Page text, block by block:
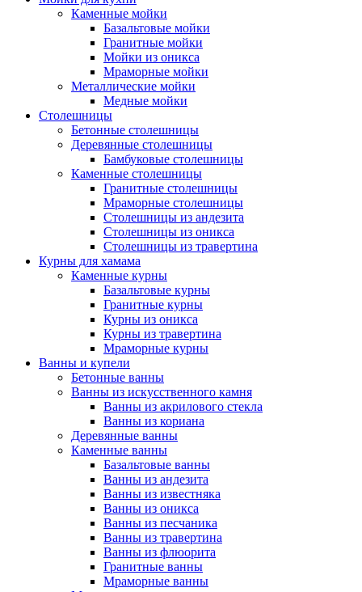
Каменные мойки
Базальтовые мойки
Гранитные мойки
Мойки из оникса
Мраморные мойки
Металлические мойки
Медные мойки
Столешницы
Бетонные столешницы
Деревянные столешницы
Бамбуковые столешницы
Каменные столешницы
Гранитные столешницы
Мраморные столешницы
Столешницы из андезита
Столешницы из оникса
Столешницы из травертина
Курны для хамама
Каменные курны
Базальтовые курны
Гранитные курны
Курны из оникса
Курны из травертина
Мраморные курны
Ванны и купели
Бетонные ванны
Ванны из искусственного камня
Ванны из акрилового стекла
Ванны из кориана
Деревянные ванны
Каменные ванны
Базальтовые ванны
Ванны из андезита
Ванны из известняка
Ванны из оникса
Ванны из песчаника
Ванны из травертина
Ванны из флюорита
Гранитные ванны
Мраморные ванны